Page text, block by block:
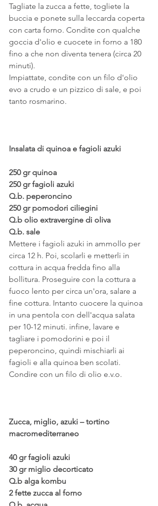
Tagliate la zucca a fette, togliete la
buccia e ponete sulla leccarda coperta
con carta forno. Condite con qualche
goccia d'olio e cuocete in forno a 180
fino a che non diventa tenera (circa 20
minuti).
Impiattate, condite con un filo d'olio
evo a crudo e un pizzico di sale, e poi
tanto rosmarino.
Insalata di quinoa e fagioli azuki
250 gr quinoa
250 gr fagioli azuki
Q.b. peperoncino
250 gr pomodori ciliegini
Q.b olio extravergine di oliva
Q.b. sale
Mettere i fagioli azuki in ammollo per
circa 12 h. Poi, scolarli e metterli in
cottura in acqua fredda fino alla
bollitura. Proseguire con la cottura a
fuoco lento per circa un'ora, salare a
fine cottura. Intanto cuocere la quinoa
in una pentola con dell'acqua salata
per 10-12 minuti. infine, lavare e
tagliare i pomodorini e poi il
peperoncino, quindi mischiarli ai
fagioli e alla quinoa ben scolati.
Condire con un filo di olio e.v.o.
Zucca, miglio, azuki – tortino
macromediterraneo
40 gr fagioli azuki
30 gr miglio decorticato
Q.b alga kombu
2 fette zucca al forno